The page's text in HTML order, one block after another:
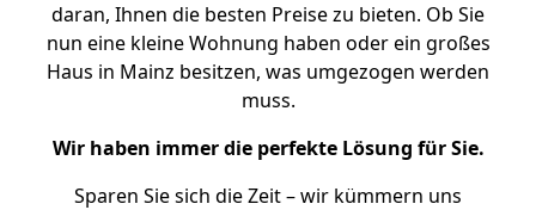
daran, Ihnen die besten Preise zu bieten. Ob Sie
nun eine kleine Wohnung haben oder ein großes
Haus in Mainz besitzen, was umgezogen werden
muss.
Wir haben immer die perfekte Lösung für Sie.
Sparen Sie sich die Zeit – wir kümmern uns